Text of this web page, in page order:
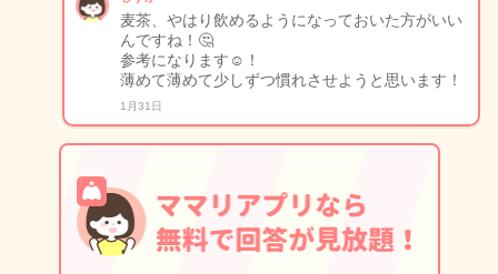
麦茶、やはり飲めるようになっておいた方がいい
んですね！🤔
参考になります☺️！
薄めて薄めて少しずつ慣れさせようと思います！
1月31日